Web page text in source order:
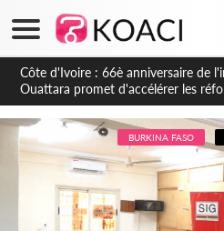
Côte d'Ivoire : À Abidjan,
ivoirien et veut s'en inspirer pour
de la Guinée
BURKINA FASO